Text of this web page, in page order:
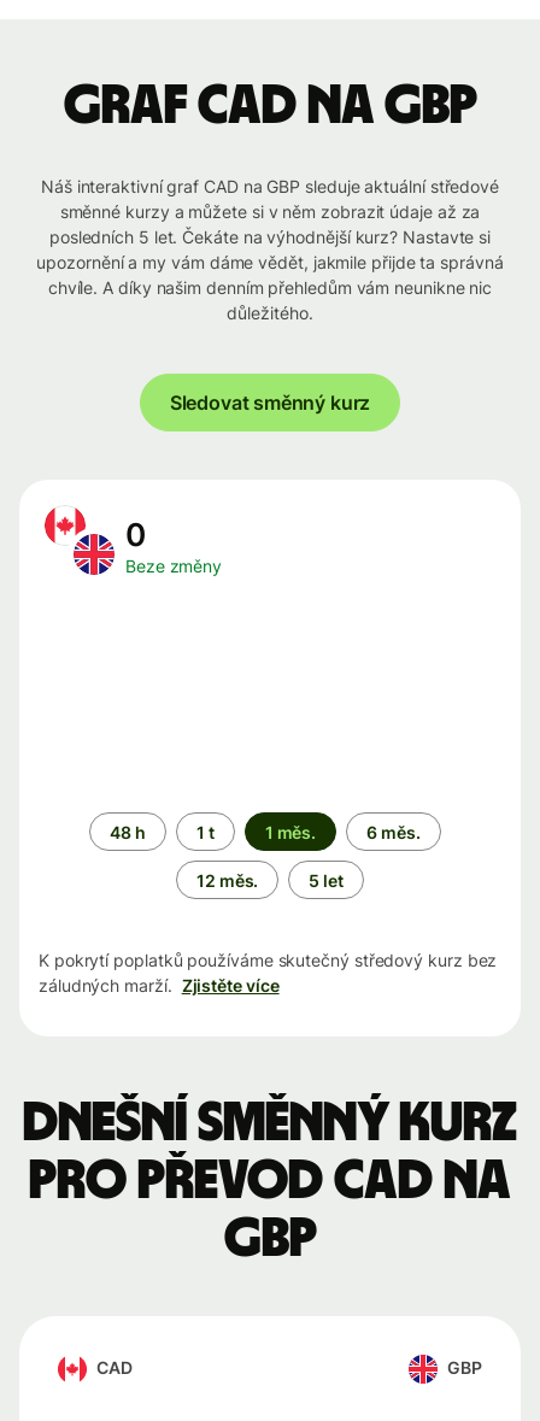
graf CAD na GBP
Náš interaktivní graf CAD na GBP sleduje aktuální středové
směnné kurzy a můžete si v něm zobrazit údaje až za
posledních 5 let. Čekáte na výhodnější kurz? Nastavte si
upozornění a my vám dáme vědět, jakmile přijde ta správná
chvíle. A díky našim denním přehledům vám neunikne nic
důležitého.
Sledovat směnný kurz
0
Beze změny
Časové
období
48 h 1 t 1 měs. 6 měs.
12 měs. 5 let
K pokrytí poplatků používáme skutečný středový kurz bez
záludných marží. Zjistěte více
Dnešní směnný kurz
pro převod CAD na
GBP
CAD GBP